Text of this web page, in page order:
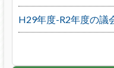
H29年度-R2年度の議